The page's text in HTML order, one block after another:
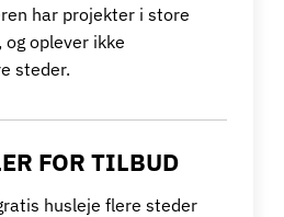
har projekter i store
oplever ikke
steder.
FOR TILBUD
husleje flere steder